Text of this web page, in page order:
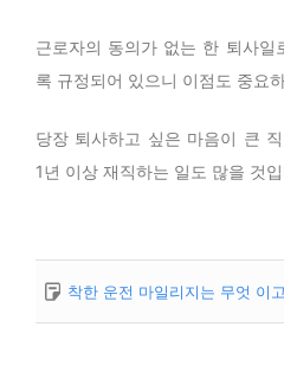
근로자의 동의가 없는 한 퇴사일
록 규정되어 있으니 이점도 중요
당장 퇴사하고 싶은 마음이 큰
1년 이상 재직하는 일도 많을 것
착한 운전 마일리지는 무엇 이